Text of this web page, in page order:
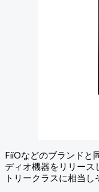
FiiOなどのブランドと
ディオ機器をリリース
トリークラスに相当し